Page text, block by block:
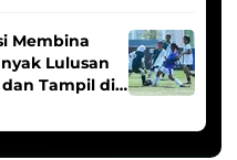
Membina
Lulusan
dan Tampil di